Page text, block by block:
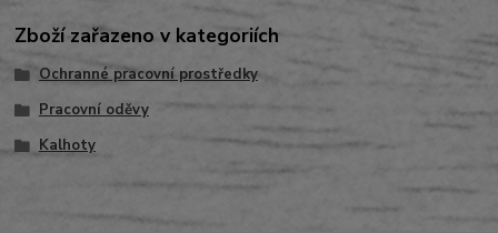
Zboží zařazeno v kategoriích
Ochranné pracovní prostředky
Pracovní oděvy
Kalhoty